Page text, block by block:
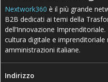
Nextwork360 è il più grande
B2B dedicati ai temi della
dell’Innovazione
cultura digitale e imprenditoriale
amministrazioni italiane.
Indirizzo